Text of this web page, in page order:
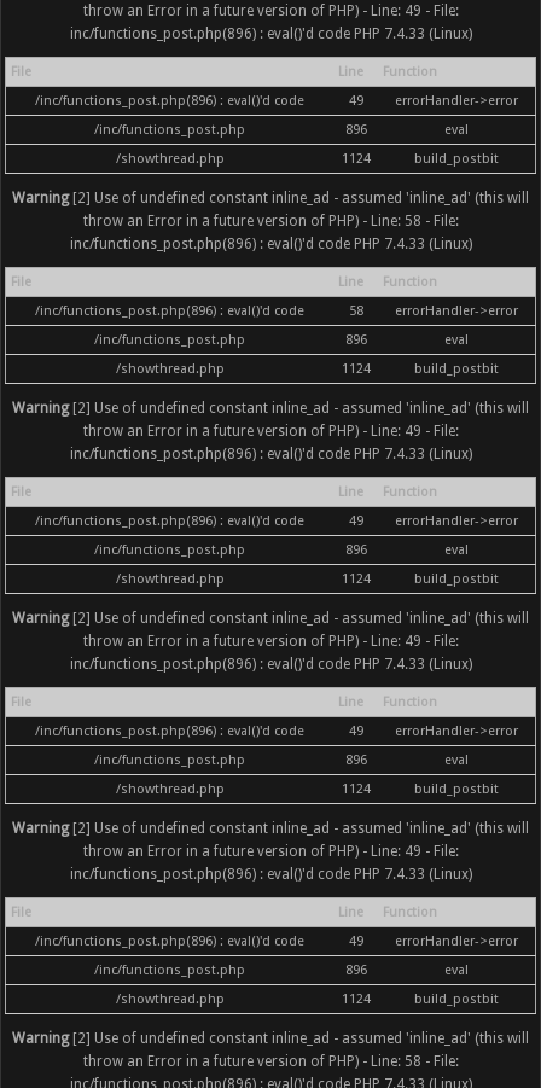
throw an Error in a future version of PHP) - Line: 49 - File:
inc/functions_post.php(896) : eval()'d code PHP 7.4.33 (Linux)
File Line
Function
/inc/functions_post.php(896) : eval()'d code
49
errorHandler->error
/inc/functions_post.php
896
eval
/showthread.php
1124 build_postbit
Warning[2] Use of undefined constant inline_ad - assumed 'inline_ad' (this will
throw an Error in a future version of PHP) - Line: 58 - File:
inc/functions_post.php(896) : eval()'d code PHP 7.4.33 (Linux)
File Line
Function
/inc/functions_post.php(896) : eval()'d code
58
errorHandler->error
/inc/functions_post.php
896
eval
/showthread.php
1124 build_postbit
Warning[2] Use of undefined constant inline_ad - assumed 'inline_ad' (this will
throw an Error in a future version of PHP) - Line: 49 - File:
inc/functions_post.php(896) : eval()'d code PHP 7.4.33 (Linux)
File Line
Function
/inc/functions_post.php(896) : eval()'d code
49
errorHandler->error
/inc/functions_post.php
896
eval
/showthread.php
1124 build_postbit
Warning[2] Use of undefined constant inline_ad - assumed 'inline_ad' (this will
throw an Error in a future version of PHP) - Line: 49 - File:
inc/functions_post.php(896) : eval()'d code PHP 7.4.33 (Linux)
File Line
Function
/inc/functions_post.php(896) : eval()'d code
49
errorHandler->error
/inc/functions_post.php
896
eval
/showthread.php
1124 build_postbit
Warning[2] Use of undefined constant inline_ad - assumed 'inline_ad' (this will
throw an Error in a future version of PHP) - Line: 49 - File:
inc/functions_post.php(896) : eval()'d code PHP 7.4.33 (Linux)
File Line
Function
/inc/functions_post.php(896) : eval()'d code
49
errorHandler->error
/inc/functions_post.php
896
eval
/showthread.php
1124 build_postbit
Warning[2] Use of undefined constant inline_ad - assumed 'inline_ad' (this will
throw an Error in a future version of PHP) - Line: 58 - File:
inc/functions_post.php(896) : eval()'d code PHP 7.4.33 (Linux)